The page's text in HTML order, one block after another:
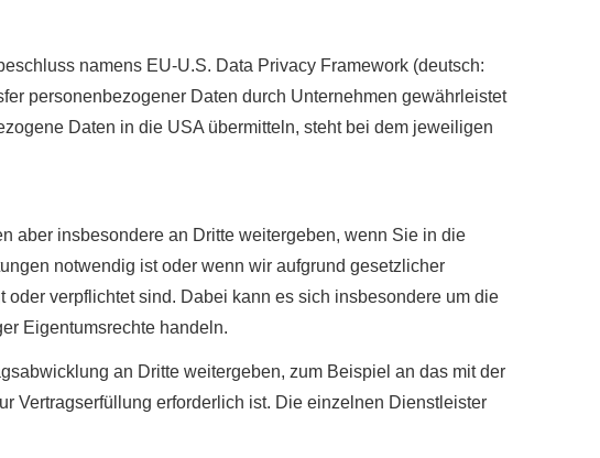
namens EU-U.S. Data Privacy Framework (deutsch:
personenbezogener Daten durch Unternehmen gewährleistet
Daten in die USA übermitteln, steht bei dem jeweiligen
aber insbesondere an Dritte weitergeben, wenn Sie in die
notwendig ist oder wenn wir aufgrund gesetzlicher
verpflichtet sind. Dabei kann es sich insbesondere um die
Eigentumsrechte handeln.
an Dritte weitergeben, zum Beispiel an das mit der
Vertragserfüllung erforderlich ist. Die einzelnen Dienstleister